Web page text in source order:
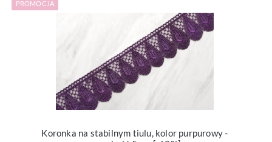
Koronka na stabilnym tiulu, kolor purpurowy -
PROMOCJA